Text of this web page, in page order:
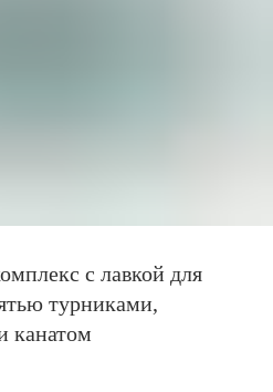
с лавкой для
турниками,
канатом